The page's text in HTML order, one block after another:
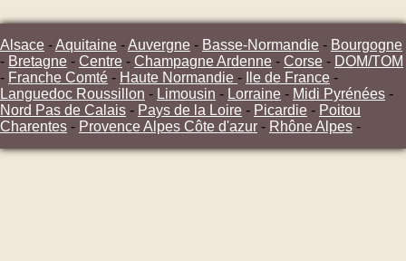
Alsace -Aquitaine -Auvergne - Basse-Normandie - Bourgogne
- Bretagne - Centre - Champagne Ardenne - Corse - DOM/TOM
- Franche Comté - Haute Normandie - Ile de France -
Languedoc Roussillon - Limousin - Lorraine - Midi Pyrénées -
Nord Pas de Calais - Pays de la Loire - Picardie - Poitou
Charentes - Provence Alpes Côte d'azur - Rhône Alpes -